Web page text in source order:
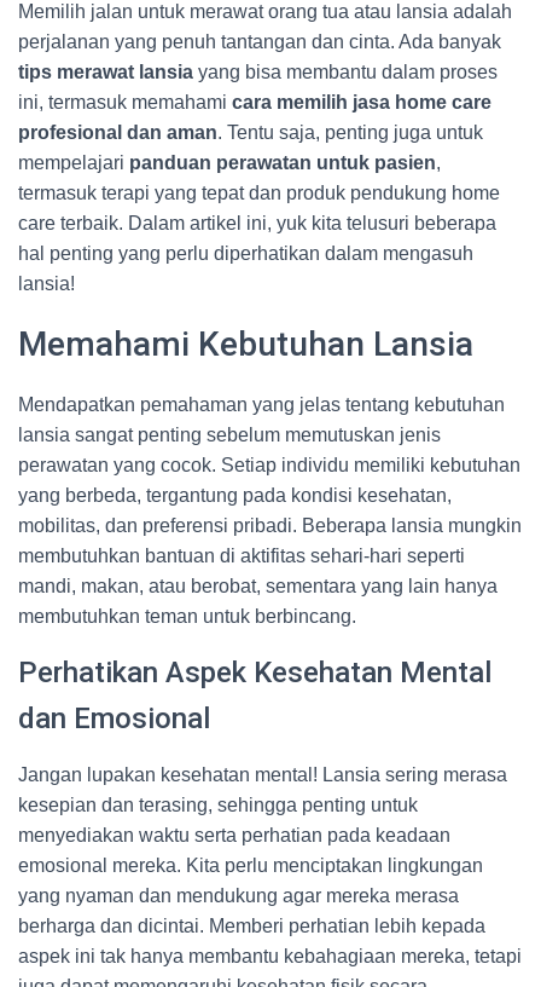
Memilih jalan untuk merawat orang tua atau lansia adalah
perjalanan yang penuh tantangan dan cinta. Ada banyak
tips merawat lansia yang bisa membantu dalam proses
ini, termasuk memahami cara memilih jasa home care
profesional dan aman. Tentu saja, penting juga untuk
mempelajari panduan perawatan untuk pasien,
termasuk terapi yang tepat dan produk pendukung home
care terbaik. Dalam artikel ini, yuk kita telusuri beberapa
hal penting yang perlu diperhatikan dalam mengasuh
lansia!
Memahami Kebutuhan Lansia
Mendapatkan pemahaman yang jelas tentang kebutuhan
lansia sangat penting sebelum memutuskan jenis
perawatan yang cocok. Setiap individu memiliki kebutuhan
yang berbeda, tergantung pada kondisi kesehatan,
mobilitas, dan preferensi pribadi. Beberapa lansia mungkin
membutuhkan bantuan di aktifitas sehari-hari seperti
mandi, makan, atau berobat, sementara yang lain hanya
membutuhkan teman untuk berbincang.
Perhatikan Aspek Kesehatan Mental
dan Emosional
Jangan lupakan kesehatan mental! Lansia sering merasa
kesepian dan terasing, sehingga penting untuk
menyediakan waktu serta perhatian pada keadaan
emosional mereka. Kita perlu menciptakan lingkungan
yang nyaman dan mendukung agar mereka merasa
berharga dan dicintai. Memberi perhatian lebih kepada
aspek ini tak hanya membantu kebahagiaan mereka, tetapi